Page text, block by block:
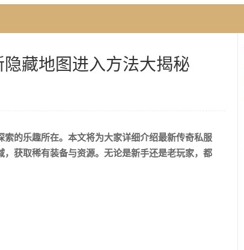
藏地图进入方法大揭秘
的乐趣所在。本文将为大家详细介绍最新传奇私服
获取稀有装备与资源。无论是新手还是老玩家，都